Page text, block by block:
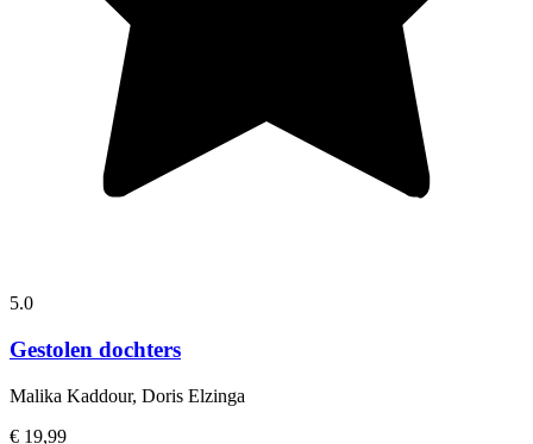
5.0
Gestolen dochters
Malika Kaddour, Doris Elzinga
€ 19,99